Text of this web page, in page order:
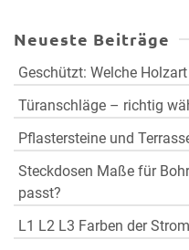
Neueste Beiträge
Geschützt: Welche
Türanschläge – richtig
Pflastersteine und
Steckdosen Maße für
passt?
L1 L2 L3 Farben der